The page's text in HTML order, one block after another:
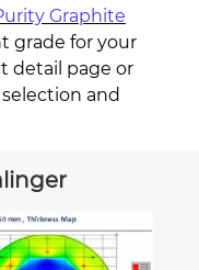
Graphite
grade for your
detail page or
and